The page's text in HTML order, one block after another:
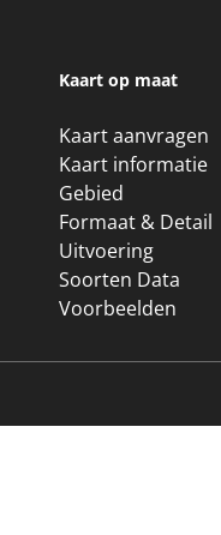
Kaart op maat
Kaart aanvragen
Kaart informatie
Gebied
Formaat & Detail
Uitvoering
Soorten Data
Voorbeelden